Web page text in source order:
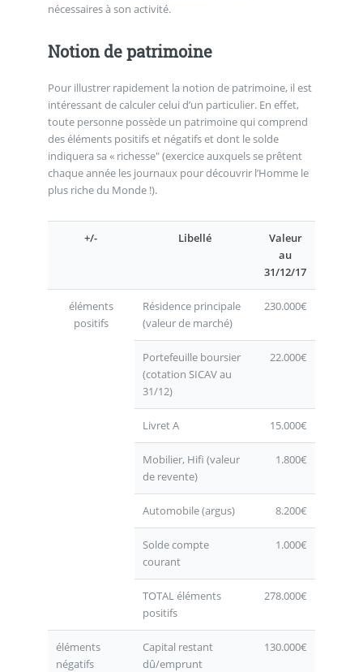
nécessaires à son activité.
Notion de patrimoine
Pour illustrer rapidement la notion de patrimoine, il est
intéressant de calculer celui d’un particulier. En effet,
toute personne possède un patrimoine qui comprend
des éléments positifs et négatifs et dont le solde
indiquera sa « richesse" (exercice auxquels se prêtent
chaque année les journaux pour découvrir l’Homme le
plus riche du Monde !).
+/- Libellé
Valeur
au
31/12/17
éléments
positifs
Résidence principale
(valeur de marché)
230.000€
Portefeuille boursier
(cotation SICAV au
31/12)
22.000€
Livret A 15.000€
Mobilier, Hifi (valeur
de revente)
1.800€
Automobile (argus) 8.200€
Solde compte
courant
1.000€
TOTAL éléments
positifs
278.000€
éléments
négatifs
Capital restant
dû/emprunt
130.000€